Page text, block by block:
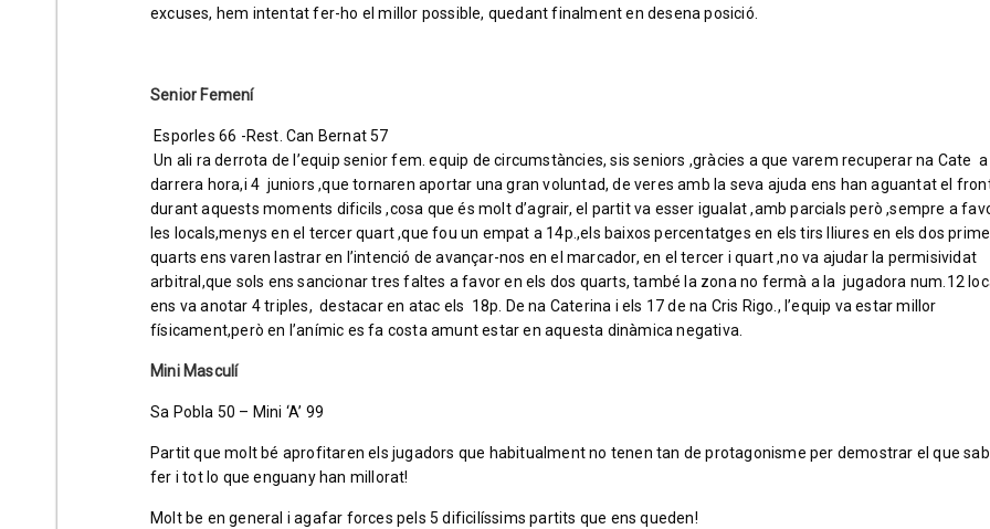
excuses, hem intentat fer-ho el millor possible, quedant finalment en desena posició.
Senior Femení
Esporles 66 -Rest. Can Bernat 57
Un ali ra derrota de l’equip senior fem. equip de circumstàncies, sis seniors ,gràcies a que varem recuperar na Cate a
darrera hora,i 4 juniors ,que tornaren aportar una gran voluntad, de veres amb la seva ajuda ens han aguantat el
durant aquests moments dificils ,cosa que és molt d’agrair, el partit va esser igualat ,amb parcials però ,sempre a
les locals,menys en el tercer quart ,que fou un empat a 14p.,els baixos percentatges en els tirs lliures en els dos
quarts ens varen lastrar en l’intenció de avançar-nos en el marcador, en el tercer i quart ,no va ajudar la permisividat
arbitral,que sols ens sancionar tres faltes a favor en els dos quarts, també la zona no fermà a la jugadora num.12
ens va anotar 4 triples, destacar en atac els 18p. De na Caterina i els 17 de na Cris Rigo., l’equip va estar millor
físicament,però en l’anímic es fa costa amunt estar en aquesta dinàmica negativa.
Mini Masculí
Sa Pobla 50 – Mini ‘A’ 99
Partit que molt bé aprofitaren els jugadors que habitualment no tenen tan de protagonisme per demostrar el que
fer i tot lo que enguany han millorat!
Molt be en general i agafar forces pels 5 dificilíssims partits que ens queden!